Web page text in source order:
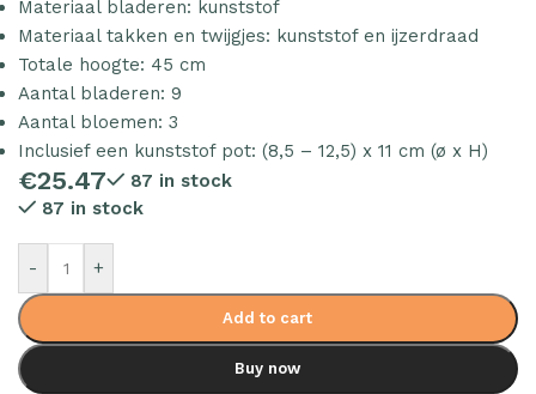
Materiaal bladeren: kunststof
Materiaal takken en twijgjes: kunststof en ijzerdraad
Totale hoogte: 45 cm
Aantal bladeren: 9
Aantal bloemen: 3
Inclusief een kunststof pot: (8,5 – 12,5) x 11 cm (ø x H)
€25.47
87 in stock
87 in stock
- +
Add to cart
Buy now